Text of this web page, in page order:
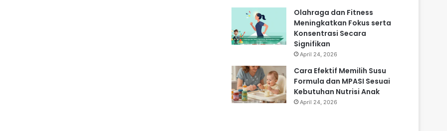
Olahraga dan Fitness
Meningkatkan Fokus serta
Konsentrasi Secara
Signifikan
April 24, 2026
Cara Efektif Memilih Susu
Formula dan MPASI Sesuai
Kebutuhan Nutrisi Anak
April 24, 2026